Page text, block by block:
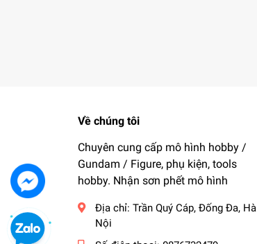
Về chúng tôi
Chuyên cung cấp mô hình hobby /
Gundam / Figure, phụ kiện, tools
hobby. Nhận sơn phết mô hình
Địa chỉ: Trần Quý Cáp, Đống Đa, Hà
Nội